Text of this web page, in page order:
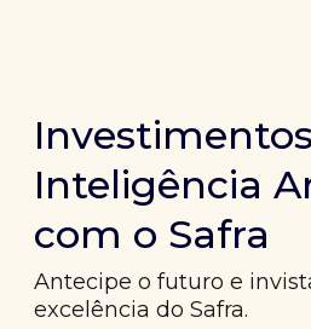
Inteligência
com o Safra
Antecipe o futuro e
excelência do Safra.